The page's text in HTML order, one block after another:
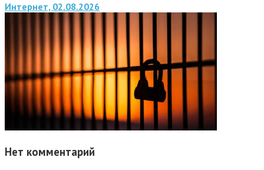
Интернет, 02.08.2026
Нет комментарий